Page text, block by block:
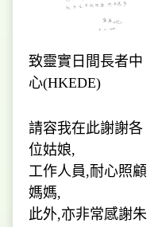
致靈實日間長者中
心(HKEDE)
請容我在此謝謝各
位姑娘,
工作人員,耐心照顧
媽媽,
此外,亦非常感謝朱